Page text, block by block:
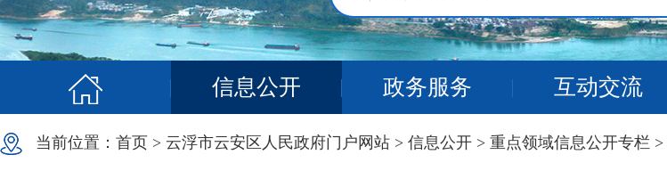
信息公开 政务服务 互动交流
当前位置： 首页 > 云浮市云安区人民政府门户网站 > 信息公开 > 重点领域信息公开专栏 >